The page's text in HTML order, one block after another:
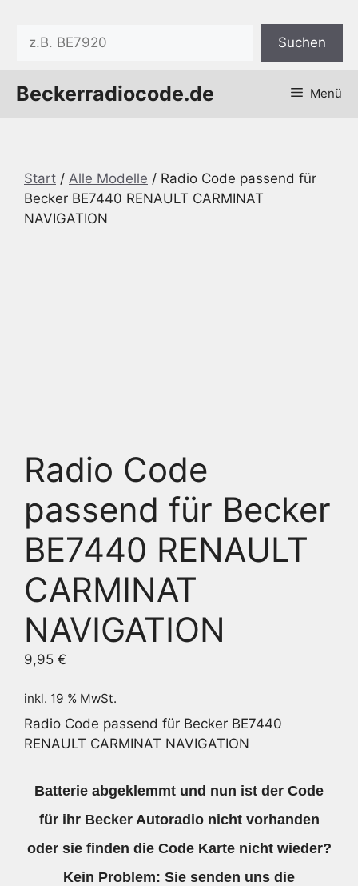
springen
Suchen
Beckerradiocode.de Menü
Start / Alle Modelle / Radio Code passend für
Becker BE7440 RENAULT CARMINAT
NAVIGATION
Radio Code
passend für Becker
BE7440 RENAULT
CARMINAT
NAVIGATION
9,95 €
inkl. 19 % MwSt.
Radio Code passend für Becker BE7440
RENAULT CARMINAT NAVIGATION
Batterie abgeklemmt und nun ist der Code
für ihr Becker Autoradio nicht vorhanden
oder sie finden die Code Karte nicht wieder?
Kein Problem: Sie senden uns die